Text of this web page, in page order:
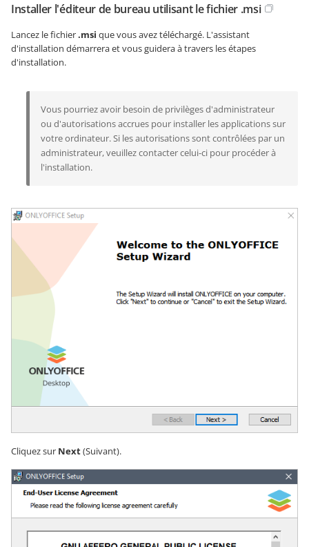
Installer l'éditeur de bureau utilisant le fichier .msi
Lancez le fichier.msi que vous avez téléchargé. L'assistant
d'installation démarrera et vous guidera à travers les étapes
d'installation.
Vous pourriez avoir besoin de privilèges d'administrateur
ou d'autorisations accrues pour installer les applications sur
votre ordinateur. Si les autorisations sont contrôlées par un
administrateur, veuillez contacter celui-ci pour procéder à
l'installation.
Cliquez sur Next(Suivant).